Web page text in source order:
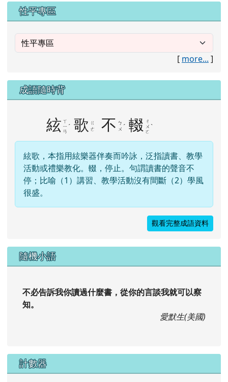
性平專區
[ more... ]
成語隨時背
絃 ㄒ
ㄧ
ㄢ
ˊ 歌 ㄍ
ㄜ
不 ㄅ
ㄨ ˊ 輟
ㄔ
ㄨ
ㄛ
ˋ
絃歌，本指用絃樂器伴奏而吟詠，泛指讀書、教學
活動或禮樂教化。輟，停止。句謂讀書的聲音不
停；比喻（1）講習、教學活動沒有間斷（2）學風
很盛。
觀看完整成語資料
隨機小語
不必告訴我你讀過什麼書，從你的言談我就可以察
知。
愛默生(美國)
計數器